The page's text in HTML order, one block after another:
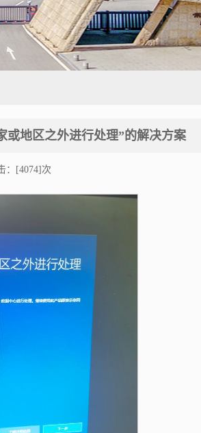
或地区之外进行处理”的解决方案
：[4074]次